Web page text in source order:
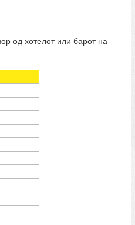
од хотелот или барот на